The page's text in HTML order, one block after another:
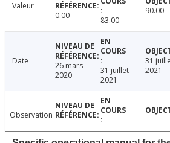
Valeur
0.00
83.00
90.00
Date
26 mars
2020
31 juillet
2021
31
2021
Observation